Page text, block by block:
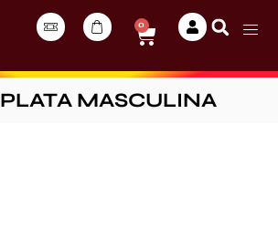
0
PLATA MASCULINA